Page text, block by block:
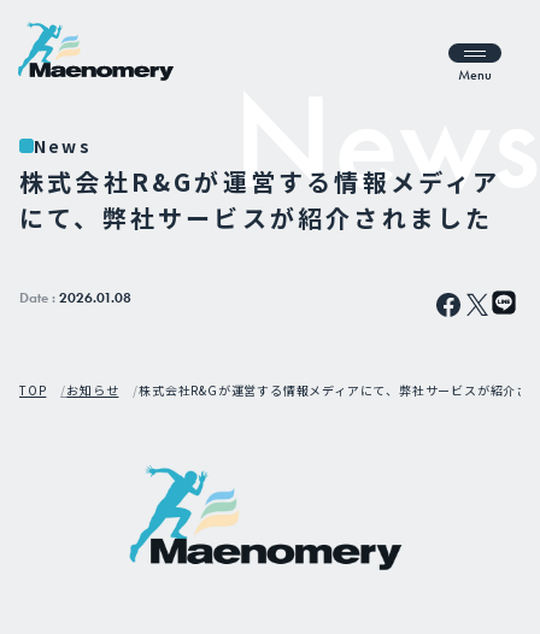
Menu
News
株式会社R&Gが運営する情報メディア
にて、弊社サービスが紹介されました
Date : 2026.01.08
TOP お知らせ 株式会社R&Gが運営する情報メディアにて、弊社サービスが紹介さ